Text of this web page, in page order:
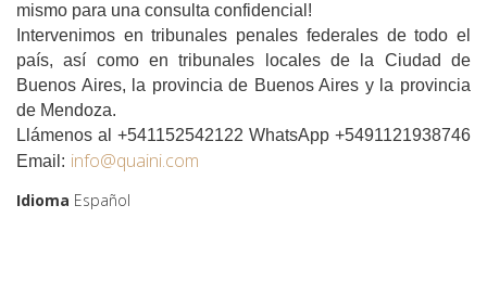
mismo para una consulta confidencial!
Intervenimos en tribunales penales federales de todo el
país, así como en tribunales locales de la Ciudad de
Buenos Aires, la provincia de Buenos Aires y la provincia
de Mendoza.
Llámenos al +541152542122 WhatsApp +5491121938746
Email: info@quaini.com
Idioma Español